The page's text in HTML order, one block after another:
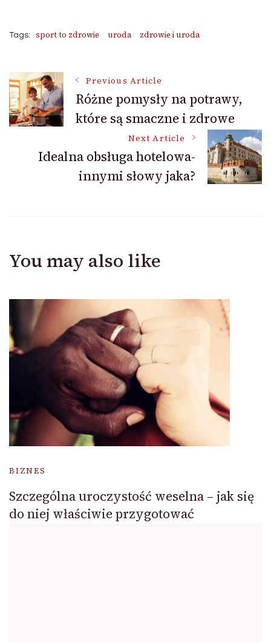
Tags: sport to zdrowie uroda zdrowie i uroda
Post
Navigation
Previous Article
Różne pomysły na potrawy,
które są smaczne i zdrowe
Next Article
Idealna obsługa hotelowa-
innymi słowy jaka?
You may also like
BIZNES
Szczególna uroczystość weselna – jak się
do niej właściwie przygotować